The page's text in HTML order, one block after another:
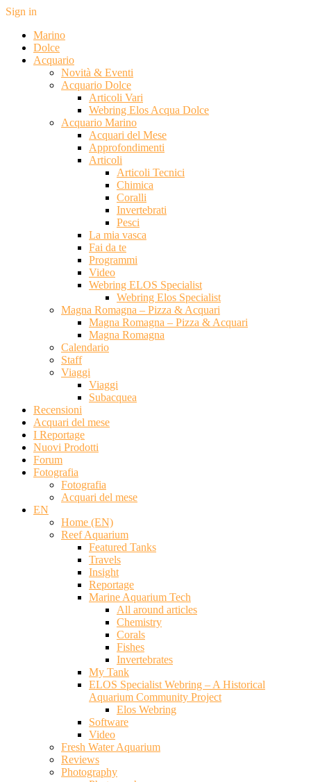
Sign in
Marino
Dolce
Acquario
Novità & Eventi
Acquario Dolce
Articoli Vari
Webring Elos Acqua Dolce
Acquario Marino
Acquari del Mese
Approfondimenti
Articoli
Articoli Tecnici
Chimica
Coralli
Invertebrati
Pesci
La mia vasca
Fai da te
Programmi
Video
Webring ELOS Specialist
Webring Elos Specialist
Magna Romagna – Pizza & Acquari
Magna Romagna – Pizza & Acquari
Magna Romagna
Calendario
Staff
Viaggi
Viaggi
Subacquea
Recensioni
Acquari del mese
I Reportage
Nuovi Prodotti
Forum
Fotografia
Fotografia
Acquari del mese
EN
Home (EN)
Reef Aquarium
Featured Tanks
Travels
Insight
Reportage
Marine Aquarium Tech
All around articles
Chemistry
Corals
Fishes
Invertebrates
My Tank
ELOS Specialist Webring – A Historical
Aquarium Community Project
Elos Webring
Software
Video
Fresh Water Aquarium
Reviews
Photography